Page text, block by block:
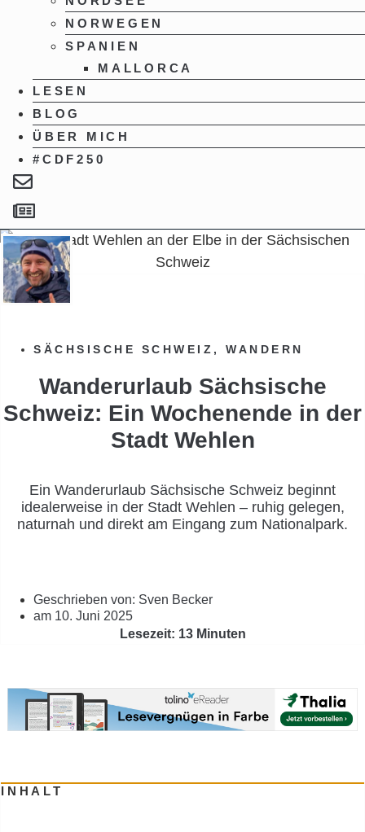
NORWEGEN
SPANIEN
MALLORCA
LESEN
BLOG
ÜBER MICH
#CDF250
SÄCHSISCHE SCHWEIZ , WANDERN
Wanderurlaub Sächsische
Schweiz: Ein Wochenende in der
Stadt Wehlen
Ein Wanderurlaub Sächsische Schweiz beginnt
idealerweise in der Stadt Wehlen – ruhig gelegen,
naturnah und direkt am Eingang zum Nationalpark.
Geschrieben von: Sven Becker
am 10. Juni 2025
Lesezeit: 13 Minuten
INHALT